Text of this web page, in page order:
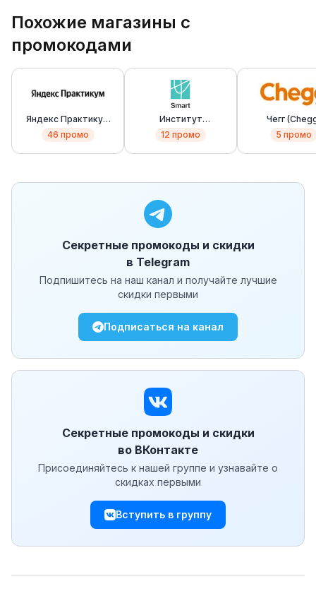
Похожие магазины с
промокодами
Яндекс Практикум
(Yandex Practicum)
46 промо
Институт
психологии Смарт
(Smart)
12 промо
Чегг
5 промо
Секретные промокоды и скидки
в Telegram
Подпишитесь на наш канал и получайте лучшие
скидки первыми
Подписаться на канал
Секретные промокоды и скидки
во ВКонтакте
Присоединяйтесь к нашей группе и узнавайте о
скидках первыми
Вступить в группу